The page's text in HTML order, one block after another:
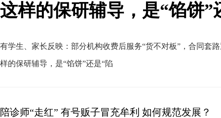
这样的保研辅导，是“馅饼”
有学生、家长反映：部分机构收费后服务“货不对板” ， 合同套
样的保研辅导，是“馅饼”还是“陷
陪诊师“走红” 有号贩子冒充牟利 如何规范发展？